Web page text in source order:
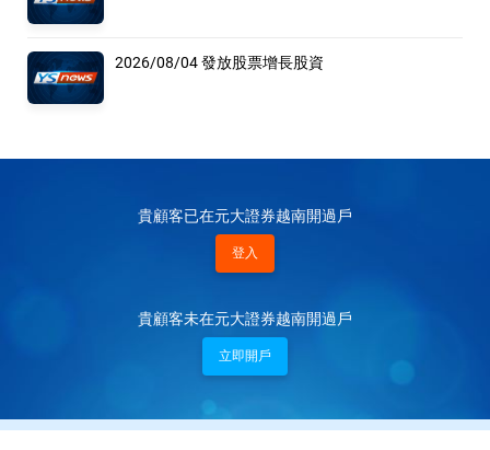
2026/08/04 發放股票增長股資
貴顧客已在元大證券越南開過戶
登入
貴顧客未在元大證券越南開過戶
立即開戶